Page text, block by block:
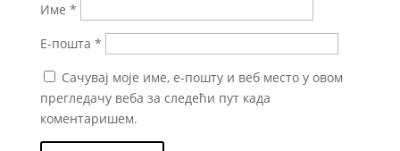
Име *
Е-пошта *
Сачувај моје име, е-пошту и веб место у овом
прегледачу веба за следећи пут када
коментаришем.